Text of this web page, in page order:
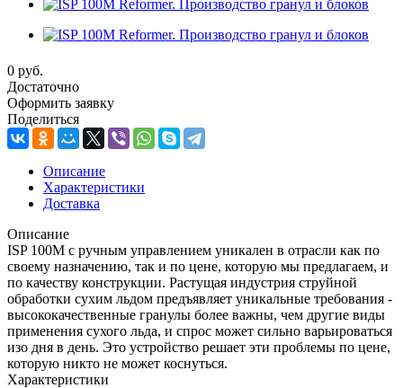
0 руб.
Достаточно
Оформить заявку
Поделиться
Описание
Характеристики
Доставка
Описание
ISP 100M с ручным управлением уникален в отрасли как по
своему назначению, так и по цене, которую мы предлагаем, и
по качеству конструкции. Растущая индустрия струйной
обработки сухим льдом предъявляет уникальные требования -
высококачественные гранулы более важны, чем другие виды
применения сухого льда, и спрос может сильно варьироваться
изо дня в день. Это устройство решает эти проблемы по цене,
которую никто не может коснуться.
Характеристики